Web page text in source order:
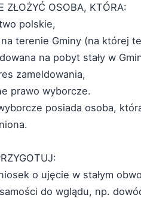
ZŁOŻYĆ OSOBA, KTÓRA:
polskie,
terenie Gminy (na której
na pobyt stały w
zameldowania,
prawo wyborcze.
posiada osoba,
o ujęcie w stałym
do wglądu, np.